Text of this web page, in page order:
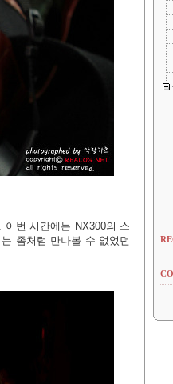
이번 시간에는 NX300의 스
좀처럼 만나볼 수 없었던